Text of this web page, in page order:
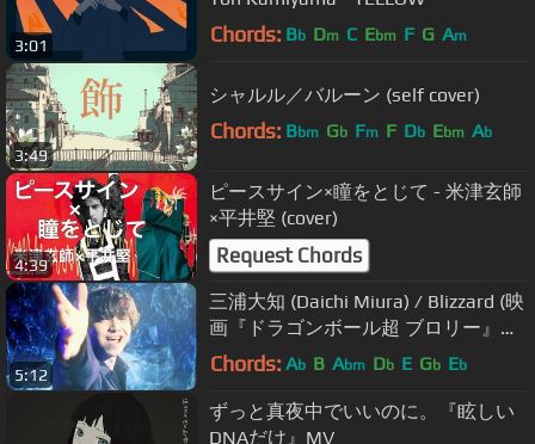
3:01 Chords: Bb Dm C Ebm F G Am
3:49
シャルル／バルーン (self cover)
Chords: Bbm Gb Fm F Db Ebm Ab
4:39
ピースサイン×瞳をとじて - 米津玄師
×平井堅 (cover)
Request Chords
5:12
三浦大知 (Daichi Miura) / Blizzard (映
画『ドラゴンボール超 ブロリー』主
題歌)
Chords: Ab B Abm Db E Gb Eb
ずっと真夜中でいいのに。『眩しい
DNAだけ』MV